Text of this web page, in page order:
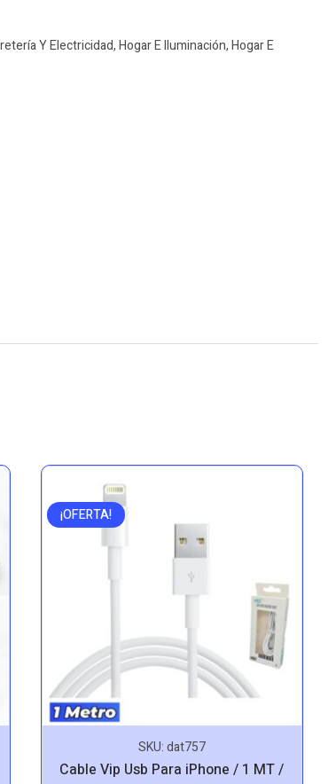
Y Electricidad,Hogar E Iluminación,Hogar E
¡OFERTA!
SKU:dat757
Cable Vip Usb Para iPhone / 1 MT /